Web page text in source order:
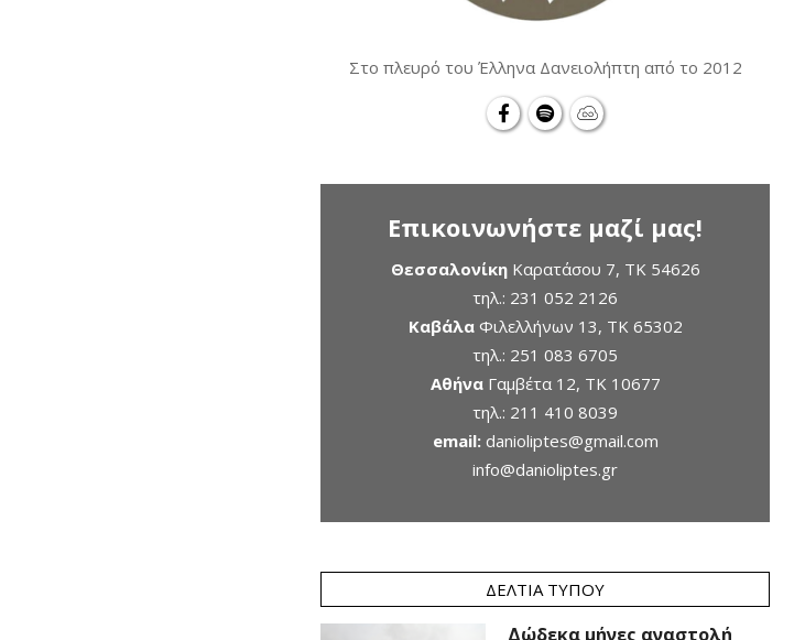
Στο πλευρό του Έλληνα Δανειολήπτη από το 2012
Επικοινωνήστε μαζί μας!
ΘεσσαλονίκηΚαρατάσου 7, TK 54626
τηλ.: 231 052 2126
ΚαβάλαΦιλελλήνων 13, ΤΚ 65302
τηλ.: 251 083 6705
ΑθήναΓαμβέτα 12, ΤΚ 10677
τηλ.: 211 410 8039
email: danioliptes@gmail.com
info@danioliptes.gr
ΔΕΛΤΊΑ ΤΎΠΟΥ
Δώδεκα μήνες αναστολή